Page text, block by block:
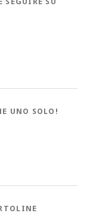
UNO SOLO!